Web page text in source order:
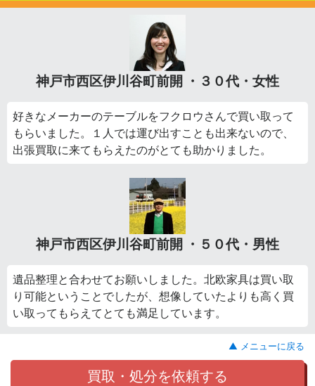
神戸市西区伊川谷町前開 ・３０代・女性
好きなメーカーのテーブルをフクロウさんで買い取って
もらいました。１人では運び出すことも出来ないので、
出張買取に来てもらえたのがとても助かりました。
神戸市西区伊川谷町前開 ・５０代・男性
遺品整理と合わせてお願いしました。北欧家具は買い取
り可能ということでしたが、想像していたよりも高く買
い取ってもらえてとても満足しています。
▲ メニューに戻る
買取・処分を依頼する